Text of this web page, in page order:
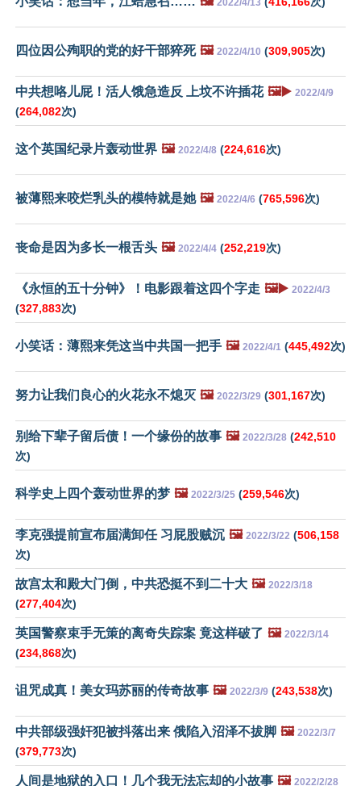
四位因公殉职的党的好干部猝死 🖼️ 2022/4/10 (309,905次)
中共想咯儿屁！活人饿急造反 上坟不许插花 🖼️▶️ 2022/4/9
(264,082次)
这个英国纪录片轰动世界 🖼️ 2022/4/8 (224,616次)
被薄熙来咬烂乳头的模特就是她 🖼️ 2022/4/6 (765,596次)
丧命是因为多长一根舌头 🖼️ 2022/4/4 (252,219次)
《永恒的五十分钟》！电影跟着这四个字走 🖼️▶️ 2022/4/3
(327,883次)
小笑话：薄熙来凭这当中共国一把手 🖼️ 2022/4/1 (445,492次)
努力让我们良心的火花永不熄灭 🖼️ 2022/3/29 (301,167次)
别给下辈子留后债！一个缘份的故事 🖼️ 2022/3/28 (242,510
次)
科学史上四个轰动世界的梦 🖼️ 2022/3/25 (259,546次)
李克强提前宣布届满卸任 习屁股贼沉 🖼️ 2022/3/22 (506,158
次)
故宫太和殿大门倒，中共恐挺不到二十大 🖼️ 2022/3/18
(277,404次)
英国警察束手无策的离奇失踪案 竟这样破了 🖼️ 2022/3/14
(234,868次)
诅咒成真！美女玛苏丽的传奇故事 🖼️ 2022/3/9 (243,538次)
中共部级强奸犯被抖落出来 俄陷入沼泽不拔脚 🖼️ 2022/3/7
(379,773次)
人间是地狱的入口！几个我无法忘却的小故事 🖼️ 2022/2/28